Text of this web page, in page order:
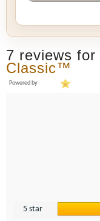
7 reviews for
Classic™
Powered by
5 star